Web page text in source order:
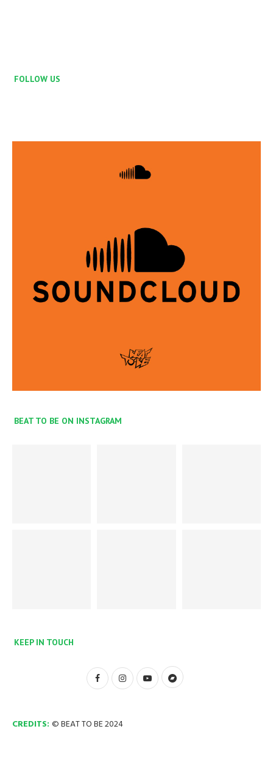
FOLLOW US
BEAT TO BE ON INSTAGRAM
KEEP IN TOUCH
CREDITS: © BEAT TO BE 2024